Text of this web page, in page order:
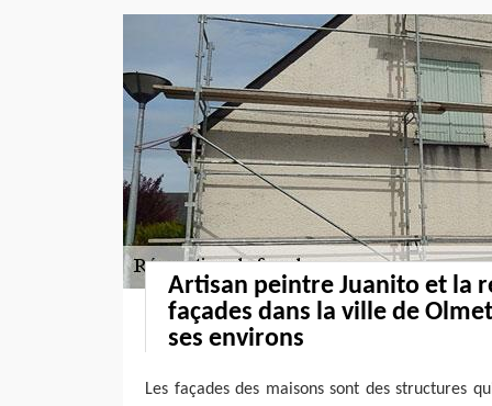
Artisan peintre Juanito et la
façades dans la ville de
ses environs
Les façades des maisons sont des structures